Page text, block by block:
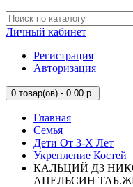
Личный кабинет
Регистрация
Авторизация
0 товар(ов) - 0.00 р.
Главная
Семья
Дети От 3-Х Лет
Укрепление Костей
КАЛЬЦИЙ Д3
АПЕЛЬСИН